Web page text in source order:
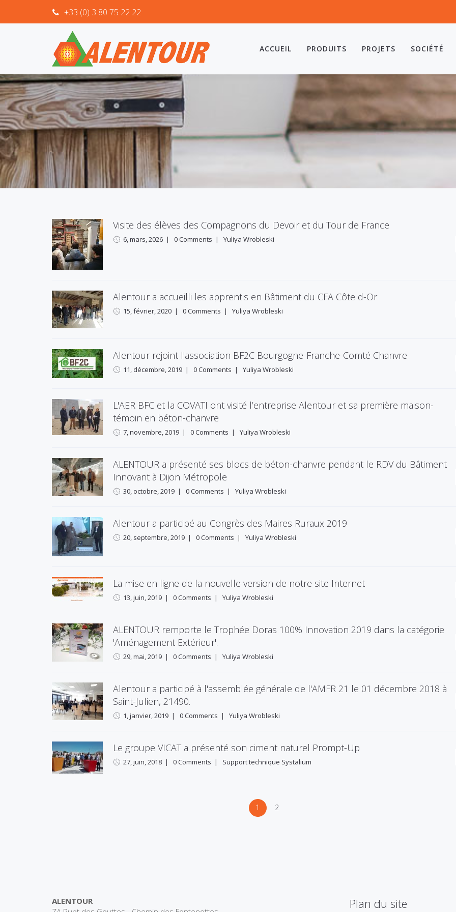
+33 (0) 3 80 75 22 22
ACCUEIL PRODUITS PROJETS SOCIÉTÉ
Visite des élèves des Compagnons du Devoir et du Tour de France
6, mars, 2026 | 0 Comments | Yuliya Wrobleski
Alentour a accueilli les apprentis en Bâtiment du CFA Côte d-Or
15, février, 2020 | 0 Comments | Yuliya Wrobleski
Alentour rejoint l'association BF2C Bourgogne-Franche-Comté Chanvre
11, décembre, 2019 | 0 Comments | Yuliya Wrobleski
L'AER BFC et la COVATI ont visité l’entreprise Alentour et sa première maison-
témoin en béton-chanvre
7, novembre, 2019 | 0 Comments | Yuliya Wrobleski
ALENTOUR a présenté ses blocs de béton-chanvre pendant le RDV du Bâtiment
Innovant à Dijon Métropole
30, octobre, 2019 | 0 Comments | Yuliya Wrobleski
Alentour a participé au Congrès des Maires Ruraux 2019
20, septembre, 2019 | 0 Comments | Yuliya Wrobleski
La mise en ligne de la nouvelle version de notre site Internet
13, juin, 2019 | 0 Comments | Yuliya Wrobleski
ALENTOUR remporte le Trophée Doras 100% Innovation 2019 dans la catégorie
'Aménagement Extérieur'.
29, mai, 2019 | 0 Comments | Yuliya Wrobleski
Alentour a participé à l'assemblée générale de l'AMFR 21 le 01 décembre 2018 à
Saint-Julien, 21490.
1, janvier, 2019 | 0 Comments | Yuliya Wrobleski
Le groupe VICAT a présenté son ciment naturel Prompt-Up
27, juin, 2018 | 0 Comments | Support technique Systalium
1 2
ALENTOUR
Plan du site